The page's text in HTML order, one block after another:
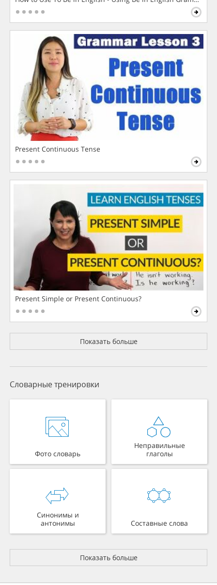
Present Continuous Tense
Present Simple or Present Continuous?
Показать больше
Словарные тренировки
Фото словарь
Неправильные
глаголы
Синонимы и
антонимы
Составные слова
Показать больше